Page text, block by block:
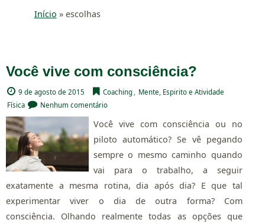
Início » escolhas
Você vive com consciência?
9 de agosto de 2015 Coaching , Mente, Espirito e Atividade
Física
Nenhum comentário
Você vive com consciência ou no
piloto automático? Se vê pegando
sempre o mesmo caminho quando
vai para o trabalho, a seguir
exatamente a mesma rotina, dia após dia? E que tal
experimentar viver o dia de outra forma? Com
consciência. Olhando realmente todas as opções que